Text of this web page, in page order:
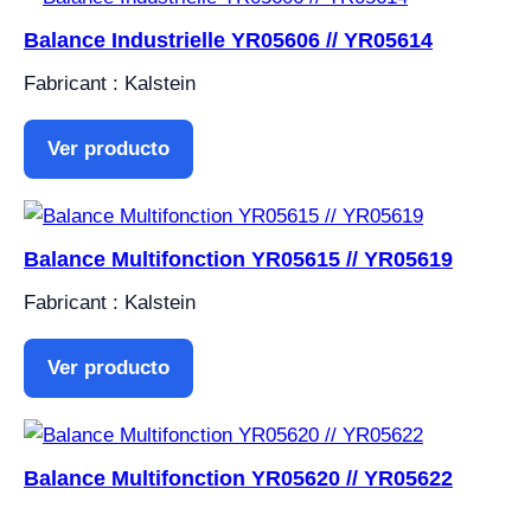
Balance Industrielle YR05606 // YR05614
Fabricant : Kalstein
Ver producto
Balance Multifonction YR05615 // YR05619
Fabricant : Kalstein
Ver producto
Balance Multifonction YR05620 // YR05622